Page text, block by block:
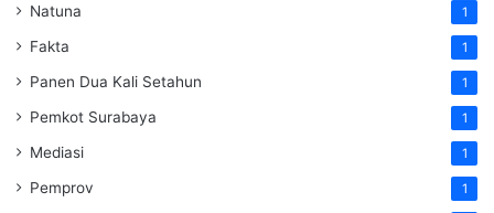
Natuna 1
Fakta 1
Panen Dua Kali Setahun 1
Pemkot Surabaya 1
Mediasi 1
Pemprov 1